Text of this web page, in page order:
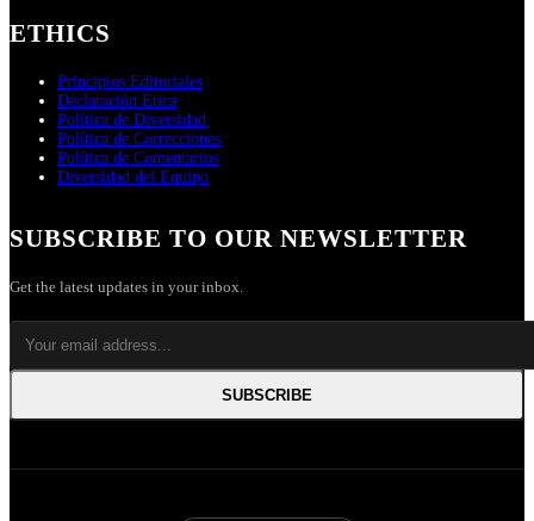
ETHICS
Principios Editoriales
Declaración Ética
Política de Diversidad
Política de Correcciones
Política de Comentarios
Diversidad del Equipo
SUBSCRIBE TO OUR NEWSLETTER
Get the latest updates in your inbox.
SUBSCRIBE